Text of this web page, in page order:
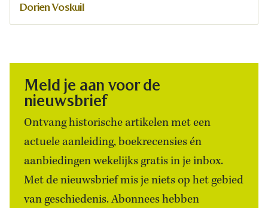
Dorien Voskuil
Meld je aan voor de
nieuwsbrief
Ontvang historische artikelen met een
actuele aanleiding, boekrecensies én
aanbiedingen wekelijks gratis in je inbox.
Met de nieuwsbrief mis je niets op het gebied
van geschiedenis. Abonnees hebben